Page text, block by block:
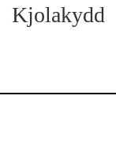
Kjolakydd